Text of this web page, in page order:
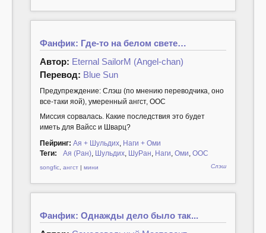
Фанфик: Где-то на белом свете…
Автор: Eternal SailorM (Angel-chan)
Перевод: Blue Sun
Предупреждение: Слэш (по мнению переводчика, оно
все-таки яой), умеренный ангст, ООС
Миссия сорвалась. Какие последствия это будет
иметь для Вайсс и Шварц?
Пейринг: Ая + Шульдих Наги + Оми
Теги:
Ая (Ран) Шульдих ШуРан Наги Оми ООС
songfic ангст | мини Слэш
Фанфик: Однажды дело было так...